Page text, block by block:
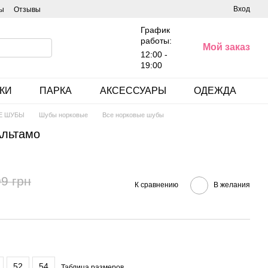
Отзывы Вход
График
работы:
12:00 -
19:00
Мой заказ
ПАРКА АКСЕССУАРЫ ОДЕЖДА
ШУБЫ Шубы норковые Все норковые шубы
грн К сравнению В желания